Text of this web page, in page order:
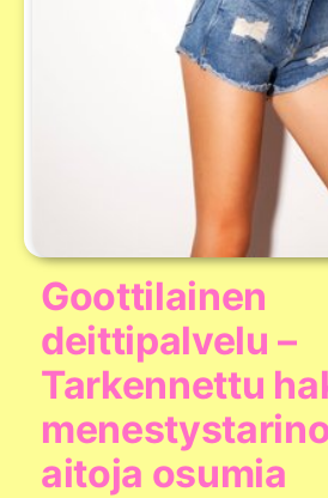
Goottilainen
deittipalvelu –
Tarkennettu
aitoja osumia